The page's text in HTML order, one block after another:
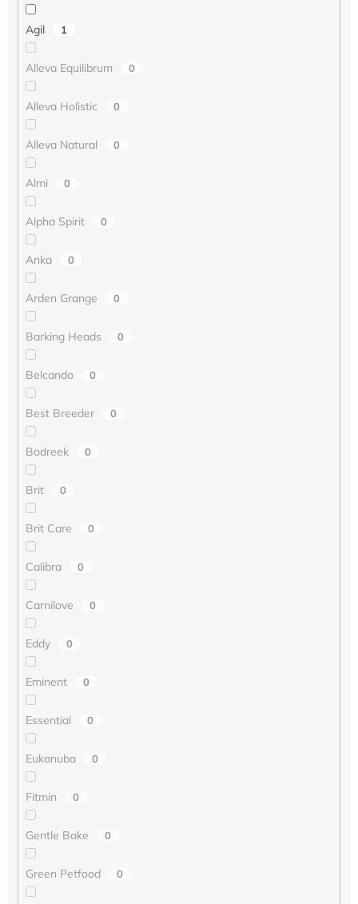
Agil 1
Alleva Equilibrum 0
Alleva Holistic 0
Alleva Natural 0
Almi 0
Alpha Spirit 0
Anka 0
Arden Grange 0
Barking Heads 0
Belcando 0
Best Breeder 0
Bodreek 0
Brit 0
Brit Care 0
Calibra 0
Carnilove 0
Eddy 0
Eminent 0
Essential 0
Eukanuba 0
Fitmin 0
Gentle Bake 0
Green Petfood 0